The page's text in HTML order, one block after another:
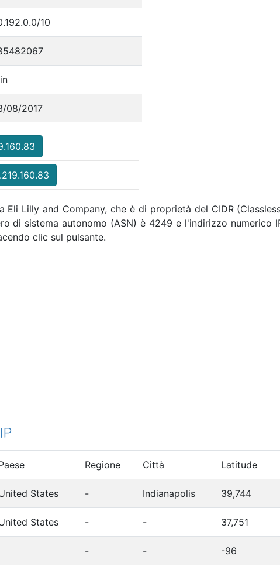
10
08/2017
Eli Lilly and Company, che è di proprietà del CIDR
di sistema autonomo (ASN) è 4249 e l'indirizzo numerico
clic sul pulsante.
Regione Città Latitude
States - Indianapolis 39,744
States - - 37,751
- - -96